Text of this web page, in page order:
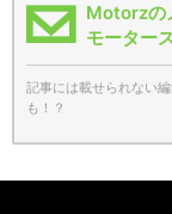
Motorzの
モーター
記事には載せられない
も！？